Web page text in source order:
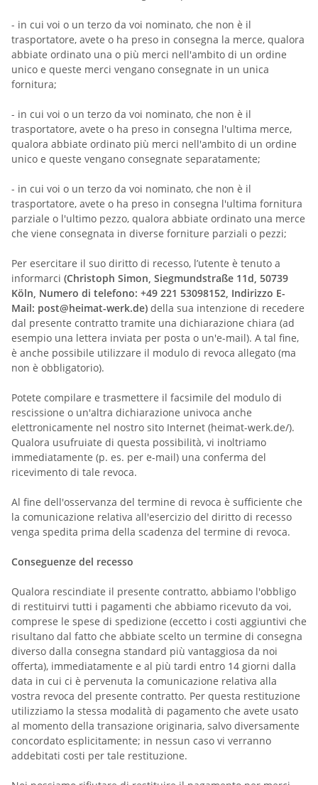
- in cui voi o un terzo da voi nominato, che non è il
trasportatore, avete o ha preso in consegna la merce, qualora
abbiate ordinato una o più merci nell'ambito di un ordine
unico e queste merci vengano consegnate in un unica
fornitura;
- in cui voi o un terzo da voi nominato, che non è il
trasportatore, avete o ha preso in consegna l'ultima merce,
qualora abbiate ordinato più merci nell'ambito di un ordine
unico e queste vengano consegnate separatamente;
- in cui voi o un terzo da voi nominato, che non è il
trasportatore, avete o ha preso in consegna l'ultima fornitura
parziale o l'ultimo pezzo, qualora abbiate ordinato una merce
che viene consegnata in diverse forniture parziali o pezzi;
Per esercitare il suo diritto di recesso, l’utente è tenuto a
informarci (Christoph Simon, Siegmundstraße 11d, 50739
Köln, Numero di telefono: +49 221 53098152, Indirizzo E-
Mail: post@heimat-werk.de) della sua intenzione di recedere
dal presente contratto tramite una dichiarazione chiara (ad
esempio una lettera inviata per posta o un'e-mail). A tal fine,
è anche possibile utilizzare il modulo di revoca allegato (ma
non è obbligatorio).
Potete compilare e trasmettere il facsimile del modulo di
rescissione o un'altra dichiarazione univoca anche
elettronicamente nel nostro sito Internet (heimat-werk.de/).
Qualora usufruiate di questa possibilità, vi inoltriamo
immediatamente (p. es. per e-mail) una conferma del
ricevimento di tale revoca.
Al fine dell'osservanza del termine di revoca è sufficiente che
la comunicazione relativa all'esercizio del diritto di recesso
venga spedita prima della scadenza del termine di revoca.
Conseguenze del recesso
Qualora rescindiate il presente contratto, abbiamo l'obbligo
di restituirvi tutti i pagamenti che abbiamo ricevuto da voi,
comprese le spese di spedizione (eccetto i costi aggiuntivi che
risultano dal fatto che abbiate scelto un termine di consegna
diverso dalla consegna standard più vantaggiosa da noi
offerta), immediatamente e al più tardi entro 14 giorni dalla
data in cui ci è pervenuta la comunicazione relativa alla
vostra revoca del presente contratto. Per questa restituzione
utilizziamo la stessa modalità di pagamento che avete usato
al momento della transazione originaria, salvo diversamente
concordato esplicitamente; in nessun caso vi verranno
addebitati costi per tale restituzione.